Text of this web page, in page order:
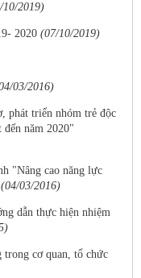
10/2019)
2020 (07/10/2019)
03/2016)
phát triển nhóm trẻ độc
năm 2020"
"Nâng cao năng lực
(04/03/2016)
dẫn thực hiện nhiệm
trong cơ quan, tổ chức